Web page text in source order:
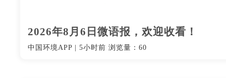
2026年8月6日微语报，欢迎收看！
中国环境APP 5小时前 浏览量：60